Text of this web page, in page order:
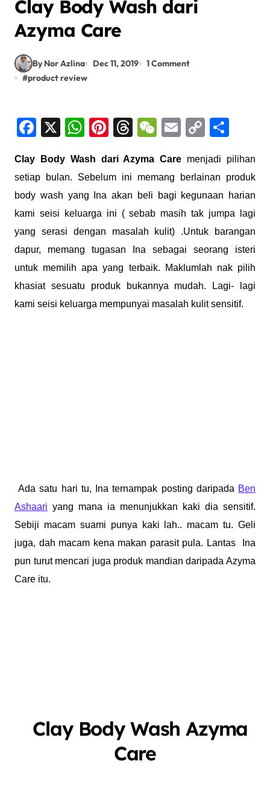
Clay Body Wash dari
Azyma Care
By Nor Azlina Dec 11, 2019
1 Comment
#product review
Facebook
X WhatsApp
Pinterest
Threads
WeChat
EmailCopy
Clay Body Wash dari Azyma Care menjadi pilihan
setiap bulan. Sebelum ini memang berlainan produk
body wash yang Ina akan beli bagi kegunaan harian
kami seisi keluarga ini ( sebab masih tak jumpa lagi
yang serasi dengan masalah kulit) .Untuk barangan
dapur, memang tugasan Ina sebagai seorang isteri
untuk memilih apa yang terbaik. Maklumlah nak pilih
khasiat sesuatu produk bukannya mudah. Lagi- lagi
kami seisi keluarga mempunyai masalah kulit sensitif.
Ada satu hari tu, Ina ternampak posting daripada Ben
Ashaari yang mana ia menunjukkan kaki dia sensitif.
Sebiji macam suami punya kaki lah.. macam tu. Geli
juga, dah macam kena makan parasit pula. Lantas Ina
pun turut mencari juga produk mandian daripada Azyma
Care itu.
Clay Body Wash Azyma
Care